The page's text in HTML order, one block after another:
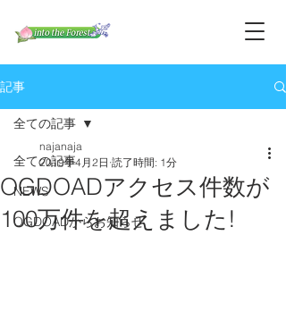
記事
全ての記事
NEWS
OGDOADからお知らせ
全ての記事
OGDOADアクセス件数が
100万件を超えました!
najanaja
2019年4月2日 読了時間: 1分